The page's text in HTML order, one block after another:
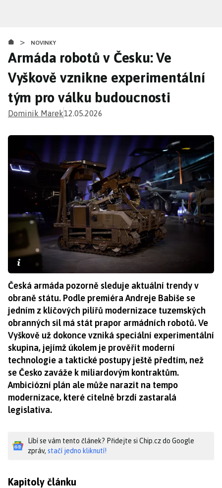
obsahu
> NOVINKY
Armáda robotů v Česku: Ve
Vyškově vznikne experimentální
tým pro válku budoucnosti
Dominik Marek12.05.2026
Česká armáda pozorně sleduje aktuální trendy v
obraně státu. Podle premiéra Andreje Babiše se
jedním z klíčových pilířů modernizace tuzemských
obranných sil má stát prapor armádních robotů. Ve
Vyškově už dokonce vzniká speciální experimentální
skupina, jejímž úkolem je prověřit moderní
technologie a taktické postupy ještě předtím, než
se Česko zaváže k miliardovým kontraktům.
Ambiciózní plán ale může narazit na tempo
modernizace, které citelně brzdí zastaralá
legislativa.
Líbí se vám tento článek? Přidejte si Chip.cz do Google
zpráv, stačí jedno kliknutí!
Kapitoly článku